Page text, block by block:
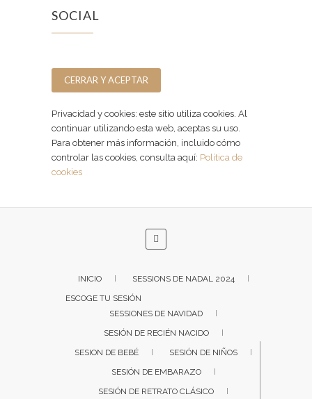
SOCIAL
Privacidad y cookies: este sitio utiliza cookies. Al
continuar utilizando esta web, aceptas su uso.
Para obtener más información, incluido cómo
controlar las cookies, consulta aquí: Política de
cookies
INICIO
SESSIONS DE NADAL 2024
ESCOGE TU SESIÓN
SESSIONES DE NAVIDAD
SESIÓN DE RECIÉN NACIDO
SESION DE BEBÉ
SESIÓN DE NIÑOS
SESIÓN DE EMBARAZO
SESIÓN DE RETRATO CLÁSICO